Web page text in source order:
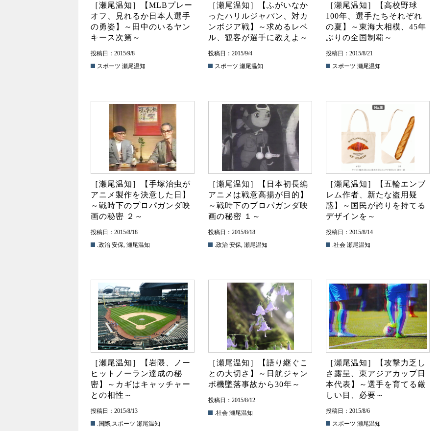
［瀬尾温知］【MLBプレー
オフ、見れるか日本人選手
の勇姿】～田中のいるヤン
キース次第～
投稿日：2015/9/8
スポーツ 瀬尾温知
［瀬尾温知］【ふがいなか
ったハリルジャパン、対カ
ンボジア戦】～求めるレベ
ル、観客が選手に教えよ～
投稿日：2015/9/4
スポーツ 瀬尾温知
［瀬尾温知］【高校野球
100年、選手たちそれぞれ
の夏】～東海大相模、45年
ぶりの全国制覇～
投稿日：2015/8/21
スポーツ 瀬尾温知
［瀬尾温知］【手塚治虫が
アニメ製作を決意した日】
～戦時下のプロパガンダ映
画の秘密 ２～
投稿日：2015/8/18
.政治 安保, 瀬尾温知
［瀬尾温知］【日本初長編
アニメは戦意高揚が目的】
～戦時下のプロパガンダ映
画の秘密 １～
投稿日：2015/8/18
.政治 安保, 瀬尾温知
［瀬尾温知］【五輪エンブ
レム作者、新たな盗用疑
惑】～国民が誇りを持てる
デザインを～
投稿日：2015/8/14
.社会 瀬尾温知
［瀬尾温知］【岩隈、ノー
ヒットノーラン達成の秘
密】～カギはキャッチャー
との相性～
投稿日：2015/8/13
.国際,スポーツ 瀬尾温知
［瀬尾温知］【語り継ぐこ
との大切さ】～日航ジャン
ボ機墜落事故から30年～
投稿日：2015/8/12
.社会 瀬尾温知
［瀬尾温知］【攻撃力乏し
さ露呈、東アジアカップ日
本代表】～選手を育てる厳
しい目、必要～
投稿日：2015/8/6
スポーツ 瀬尾温知